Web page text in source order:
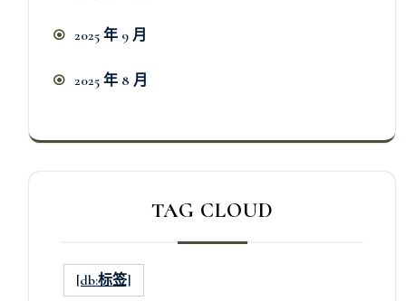
2025 年 9 月
2025 年 8 月
TAG CLOUD
[db:标签]